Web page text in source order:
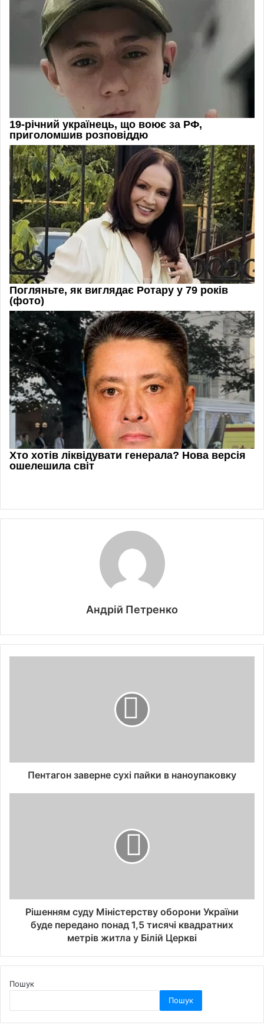
Андрій Петренко
Пентагон заверне сухі пайки в наноупаковку
Рішенням суду Міністерству оборони України
буде передано понад 1,5 тисячі квадратних
метрів житла у Білій Церкві
Пошук
Пошук